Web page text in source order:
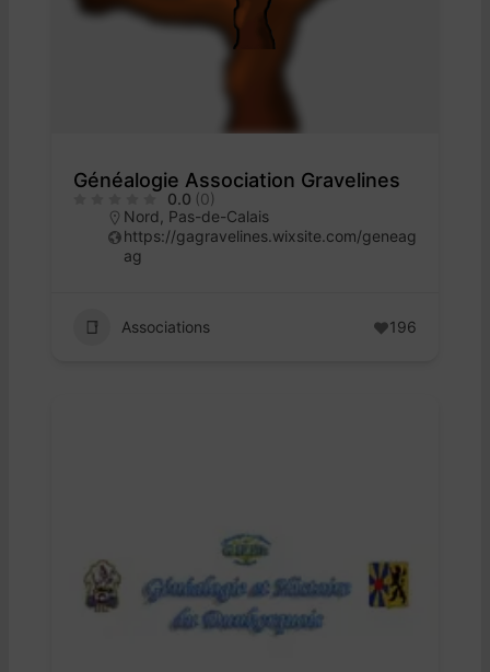
Généalogie Association Gravelines
0.0 (0)
Nord Pas-de-Calais
https://gagravelines.wixsite.com/geneag
ag
Associations 196